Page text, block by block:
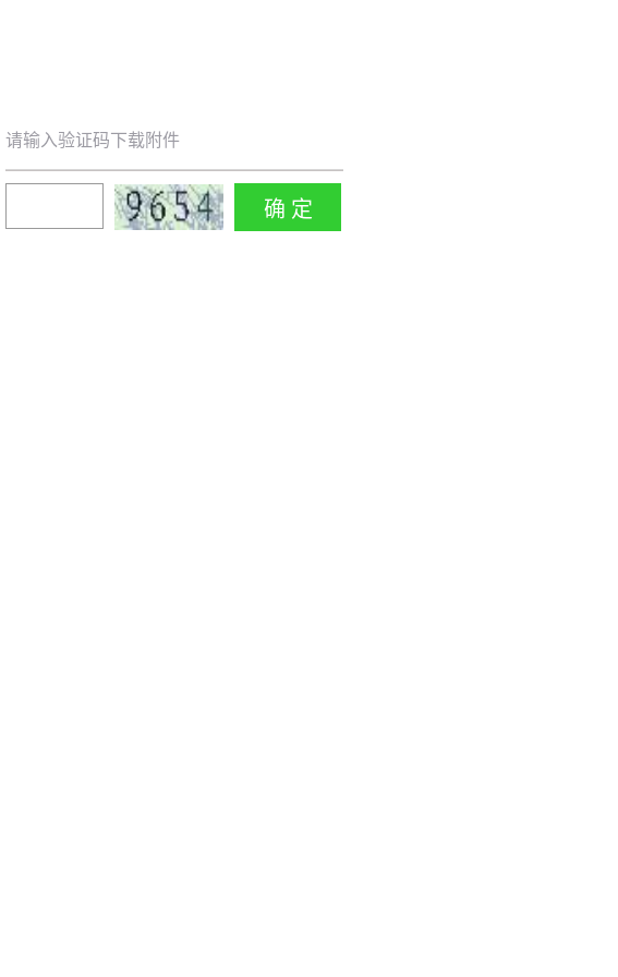
请输入验证码下载附件